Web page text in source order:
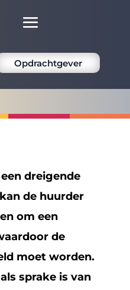
Opdrachtgever
dreigende
de huurder
om een
de
moet worden.
sprake is van